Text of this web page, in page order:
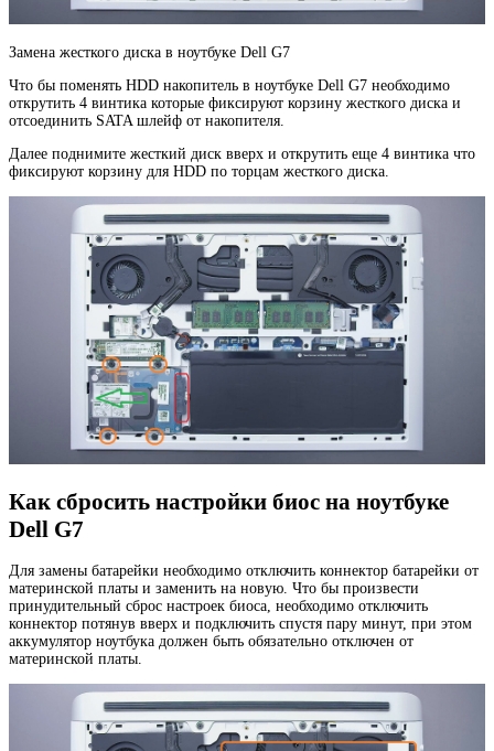
Замена жесткого диска в ноутбуке Dell G7
Что бы поменять HDD накопитель в ноутбуке Dell G7 необходимо
открутить 4 винтика которые фиксируют корзину жесткого диска и
отсоединить SATA шлейф от накопителя.
Далее поднимите жесткий диск вверх и открутить еще 4 винтика что
фиксируют корзину для HDD по торцам жесткого диска.
Как сбросить настройки биос на ноутбуке
Dell G7
Для замены батарейки необходимо отключить коннектор батарейки от
материнской платы и заменить на новую. Что бы произвести
принудительный сброс настроек биоса, необходимо отключить
коннектор потянув вверх и подключить спустя пару минут, при этом
аккумулятор ноутбука должен быть обязательно отключен от
материнской платы.